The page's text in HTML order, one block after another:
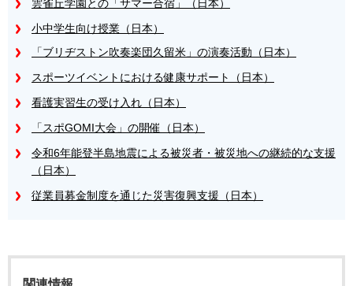
雲雀丘学園との「サマー合宿」（日本）
小中学生向け授業（日本）
「ブリヂストン吹奏楽団久留米」の演奏活動（日本）
スポーツイベントにおける健康サポート（日本）
看護実習生の受け入れ（日本）
「スポGOMI大会」の開催（日本）
令和6年能登半島地震による被災者・被災地への継続的な支援
（日本）
従業員募金制度を通じた災害復興支援（日本）